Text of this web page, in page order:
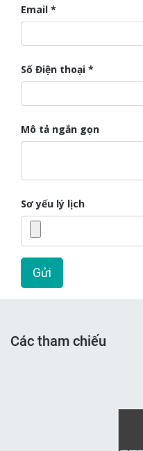
Email
Số Điện thoại
Mô tả ngắn gọn
Sơ yếu lý lịch
Gửi
Các tham chiếu